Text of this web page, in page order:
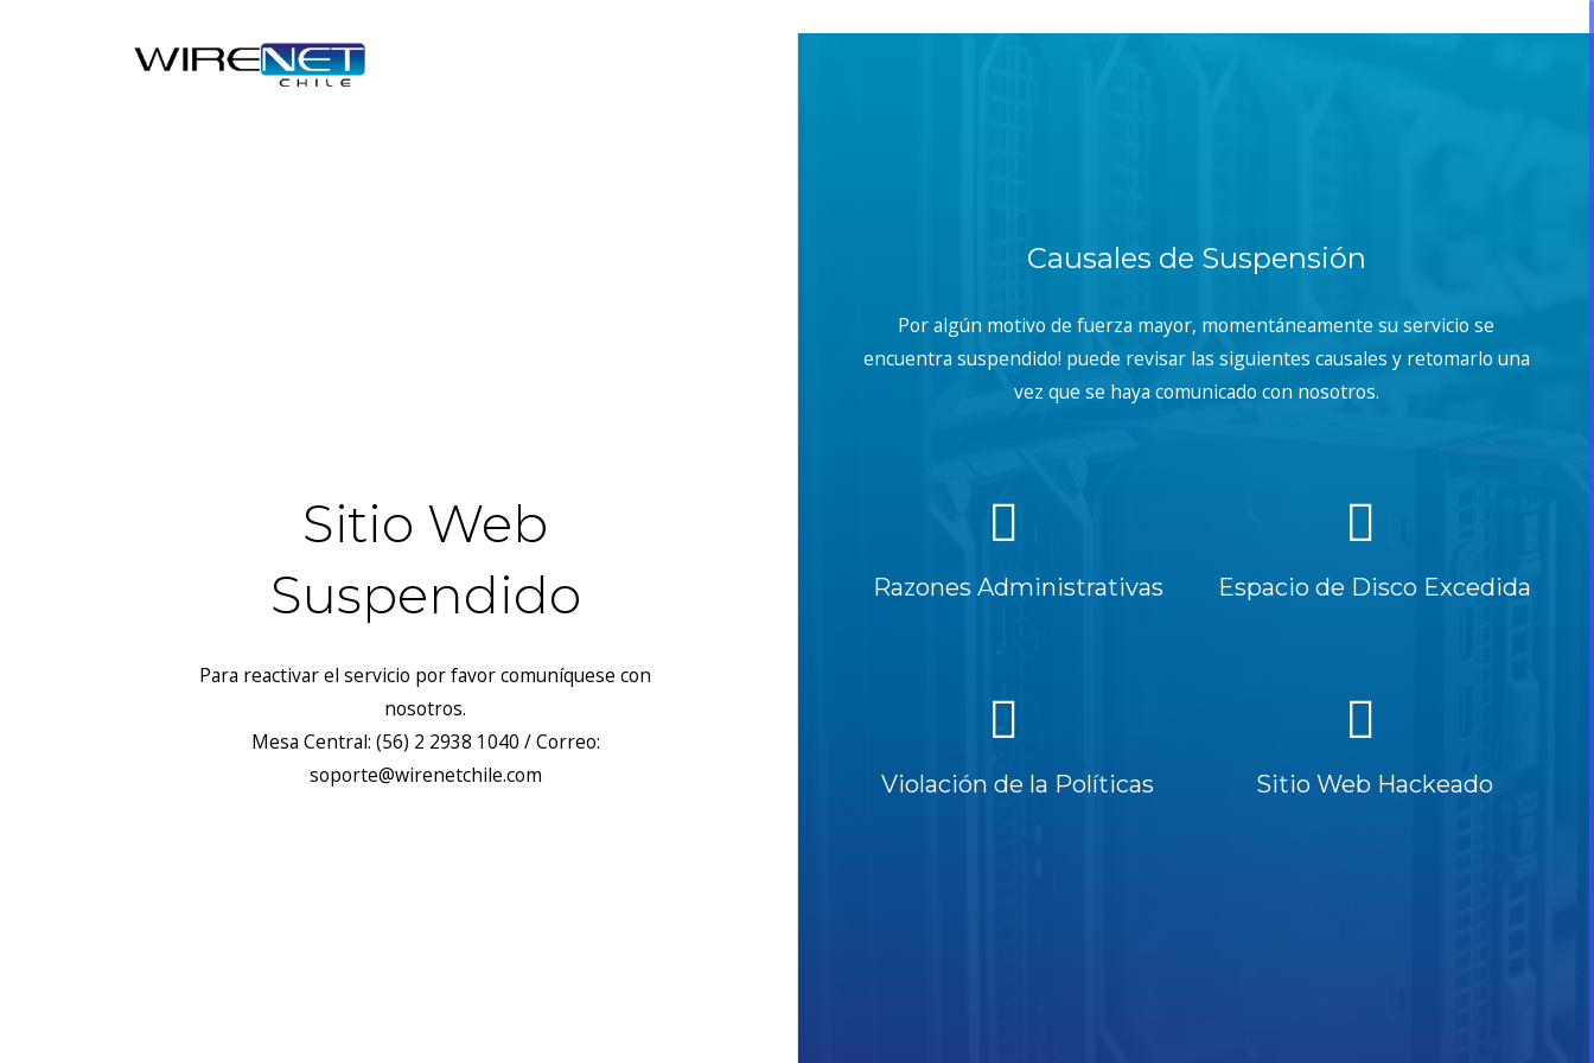
Sitio Web
Suspendido
Para reactivar el servicio por favor comuníquese con
nosotros.
Mesa Central: (56) 2 2938 1040 / Correo:
soporte@wirenetchile.com
Causales de Suspensión
Por algún motivo de fuerza mayor, momentáneamente su servicio se
encuentra suspendido! puede revisar las siguientes causales y retomarlo una
vez que se haya comunicado con nosotros.
Razones Administrativas Espacio de Disco Excedida
Violación de la Políticas Sitio Web Hackeado